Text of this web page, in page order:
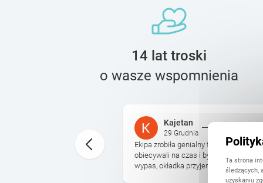
14 lat troski
o wasze wspomnienia
Kajetan
29 Grudnia
Ekipa zrobiła genialny fotoalbum na 4
obiecywali na czas i był prezent pod
wypas, okładka przyjemna, do tego
Ta strona
śledzących,
uzyskaniu